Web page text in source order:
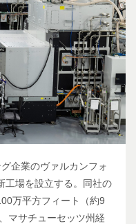
企業のヴァルカンフォ
工場を設立する。同社の
万平方フィート（約9
マサチューセッツ州経